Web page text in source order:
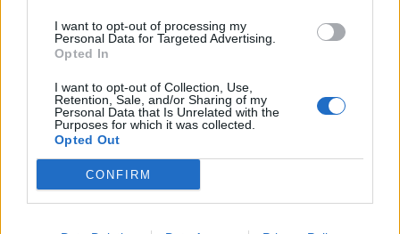
I want to opt-out of processing my
Personal Data for Targeted Advertising.
Opted In
I want to opt-out of Collection, Use,
Retention, Sale, and/or Sharing of my
Personal Data that Is Unrelated with the
Purposes for which it was collected.
Opted Out
CONFIRM
Pas dy vitesh në kërkim
për dosjen e inceneratorit
të Tiranës, arrestohet
Renardo Nallbani në
Palasë
Përfundon pas 4 orësh
protesta kundër klasës